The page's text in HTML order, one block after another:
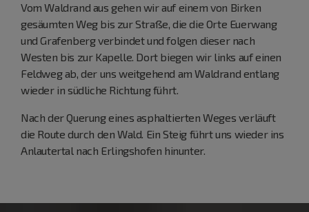
Vom Waldrand aus gehen wir auf einem von Birken
gesäumten Weg bis zur Straße, die die Orte Euerwang
und Grafenberg verbindet und folgen dieser nach
Westen bis zur Kapelle. Dort biegen wir links auf einen
Feldweg ab, der uns weitgehend am Waldrand entlang
wieder in südliche Richtung führt.
Nach der Querung eines asphaltierten Weges verläuft
die Route durch den Wald. Ein Steig führt uns wieder ins
Anlautertal nach Erlingshofen hinunter.